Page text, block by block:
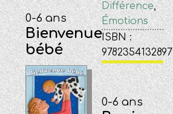
Différence,
Émotions
ISBN :
9782354132897
0-6 ans
Bienvenue
bébé
0-6 ans